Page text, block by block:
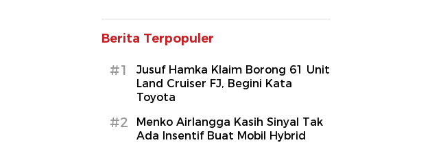
Berita Terpopuler
#1
Jusuf Hamka Klaim Borong 61 Unit
Land Cruiser FJ, Begini Kata
Toyota
#2
Menko Airlangga Kasih Sinyal Tak
Ada Insentif Buat Mobil Hybrid